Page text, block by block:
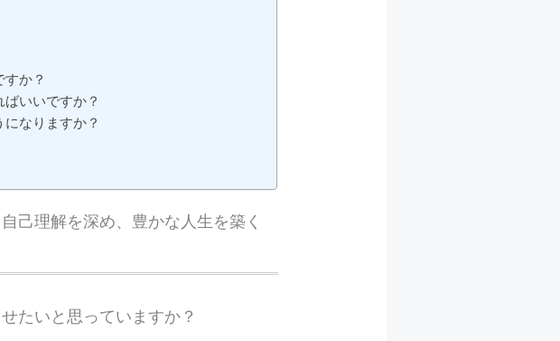
か？
いいですか？
なりますか？
己理解を深め、豊かな人生を築く
たいと思っていますか？